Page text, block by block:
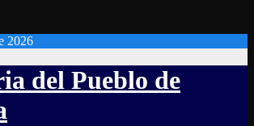
2026
del Pueblo de